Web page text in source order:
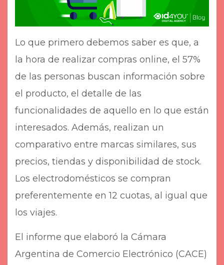
Lo que primero debemos saber es que, a
la hora de realizar compras online, el 57%
de las personas buscan información sobre
el producto, el detalle de las
funcionalidades de aquello en lo que están
interesados. Además, realizan un
comparativo entre marcas similares, sus
precios, tiendas y disponibilidad de stock.
Los electrodomésticos se compran
preferentemente en 12 cuotas, al igual que
los viajes.
El informe que elaboró la Cámara
Argentina de Comercio Electrónico (CACE)